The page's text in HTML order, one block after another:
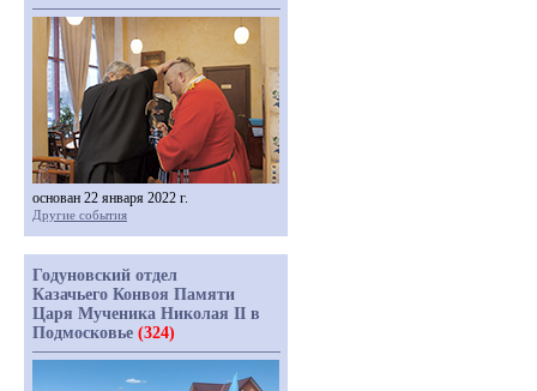
основан 22 января 2022 г.
Другие события
Годуновский отдел
Казачьего Конвоя Памяти
Царя Мученика Николая II в
Подмосковье (324)